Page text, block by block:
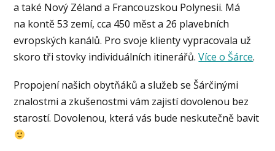
a také Nový Zéland a Francouzskou Polynesii. Má
na kontě 53 zemí, cca 450 měst a 26 plavebních
evropských kanálů. Pro svoje klienty vypracovala už
skoro tři stovky individuálních itinerářů.Více o Šárce.
Propojení našich obytňáků a služeb se Šárčinými
znalostmi a zkušenostmi vám zajistí dovolenou bez
starostí. Dovolenou, která vás bude neskutečně bavit